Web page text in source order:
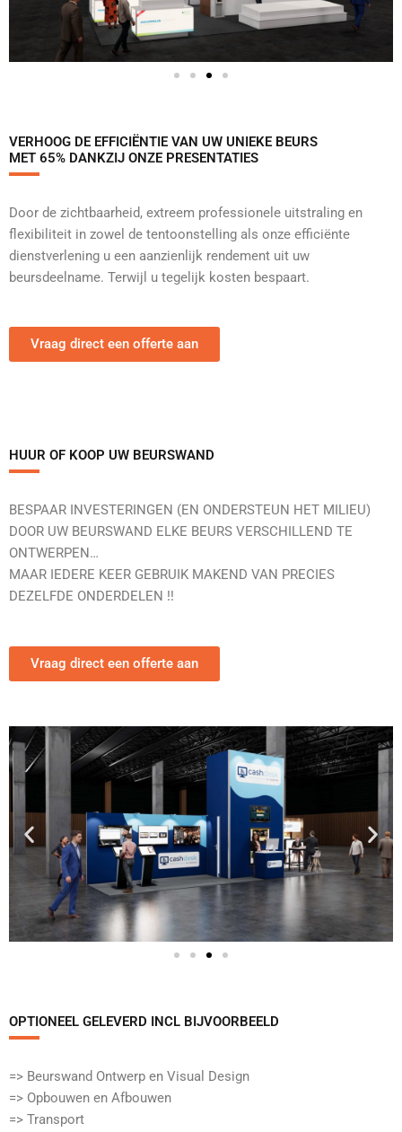
VERHOOG DE EFFICIËNTIE VAN UW UNIEKE BEURS
MET 65% DANKZIJ ONZE PRESENTATIES
Door de zichtbaarheid, extreem professionele uitstraling en
flexibiliteit in zowel de tentoonstelling als onze efficiënte
dienstverlening u een aanzienlijk rendement uit uw
beursdeelname. Terwijl u tegelijk kosten bespaart.
Vraag direct een offerte aan
HUUR OF KOOP UW BEURSWAND
BESPAAR INVESTERINGEN (EN ONDERSTEUN HET MILIEU)
DOOR UW BEURSWAND ELKE BEURS VERSCHILLEND TE
ONTWERPEN…
MAAR IEDERE KEER GEBRUIK MAKEND VAN PRECIES
DEZELFDE ONDERDELEN !!
Vraag direct een offerte aan
OPTIONEEL GELEVERD INCL BIJVOORBEELD​
=> Beurswand Ontwerp en Visual Design
=> Opbouwen en Afbouwen
=> Transport